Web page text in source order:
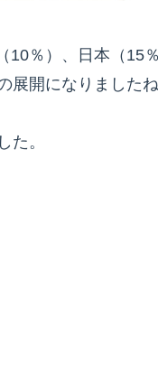
％）、日本（15
開になりましたね
た。